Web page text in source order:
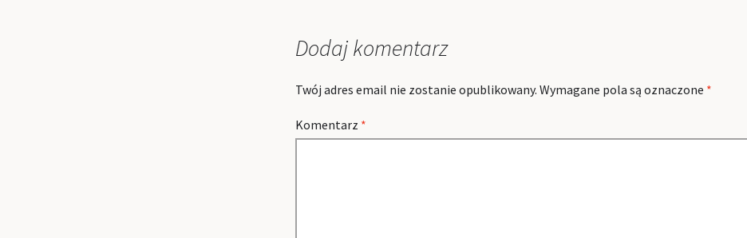
Dodaj komentarz
Twój adres email nie zostanie opublikowany. Wymagane pola są oznaczone *
Komentarz *